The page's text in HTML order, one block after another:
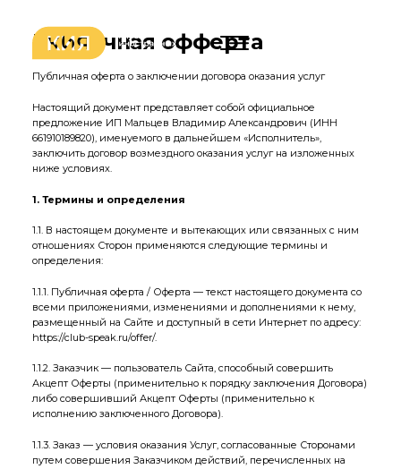
Публичная офферта
Публичная оферта о заключении договора оказания услуг
Настоящий документ представляет собой официальное
предложение ИП Мальцев Владимир Александрович (ИНН
661910189820), именуемого в дальнейшем «Исполнитель»,
заключить договор возмездного оказания услуг на изложенных
ниже условиях.
1. Термины и определения
1.1. В настоящем документе и вытекающих или связанных с ним
отношениях Сторон применяются следующие термины и
определения:
1.1.1. Публичная оферта / Оферта — текст настоящего документа со
всеми приложениями, изменениями и дополнениями к нему,
размещенный на Сайте и доступный в сети Интернет по адресу:
https://club-speak.ru/offer/.
1.1.2. Заказчик — пользователь Сайта, способный совершить
Акцепт Оферты (применительно к порядку заключения Договора)
либо совершивший Акцепт Оферты (применительно к
исполнению заключенного Договора).
1.1.3. Заказ — условия оказания Услуг, согласованные Сторонами
путем совершения Заказчиком действий, перечисленных на